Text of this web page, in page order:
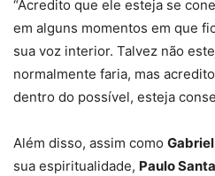
“Acredito que ele esteja se
em alguns momentos em que
sua voz interior. Talvez não
normalmente faria, mas
dentro do possível, esteja
Além disso, assim como Gabriel
sua espiritualidade, Paulo